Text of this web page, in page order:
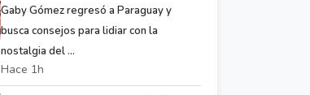
Gaby Gómez regresó a Paraguay y
busca consejos para lidiar con la
nostalgia del ...
Hace 1h